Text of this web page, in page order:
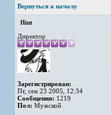
Вернуться к началу
flint
Директор
Зарегистрирован:
Пт, сен 23 2005, 12:34
Сообщения: 1219
Пол: Мужской